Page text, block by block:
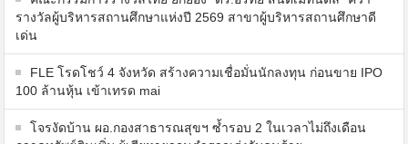
รางวัลผู้บริหารสถานศึกษาแห่งปี 2569 สาขาผู้บริหารสถานศึกษาดี
เด่น
FLE โรดโชว์ 4 จังหวัด สร้างความเชื่อมั่นนักลงทุน ก่อนขาย IPO
100 ล้านหุ้น เข้าเทรด mai
โจรงัดบ้าน ผอ.กองสาธารณสุขฯ ซ้ำรอบ 2 ในเวลาไม่ถึงเดือน